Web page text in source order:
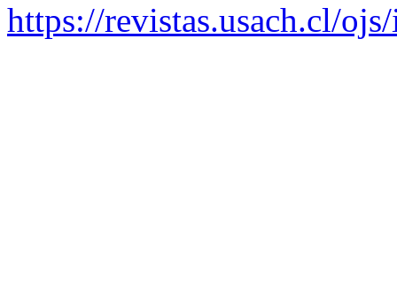
https://revistas.usach.cl/